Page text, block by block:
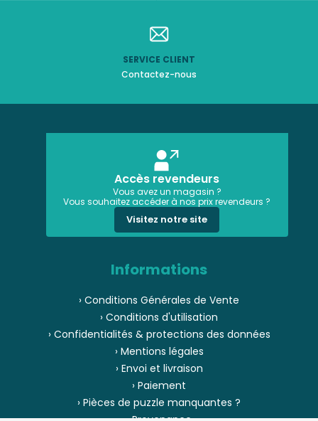
SERVICE CLIENT
Contactez-nous
Accès revendeurs
Vous avez un magasin ?
Vous souhaitez accéder à nos prix revendeurs ?
Visitez notre site
Informations
› Conditions Générales de Vente
› Conditions d'utilisation
› Confidentialités & protections des données
› Mentions légales
› Envoi et livraison
› Paiement
› Pièces de puzzle manquantes ?